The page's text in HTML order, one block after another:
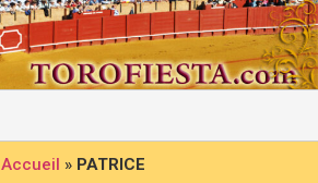
Accueil » PATRICE